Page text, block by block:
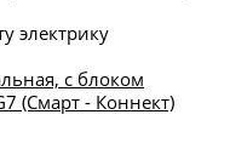
электрику
с блоком
(Смарт - Коннект)